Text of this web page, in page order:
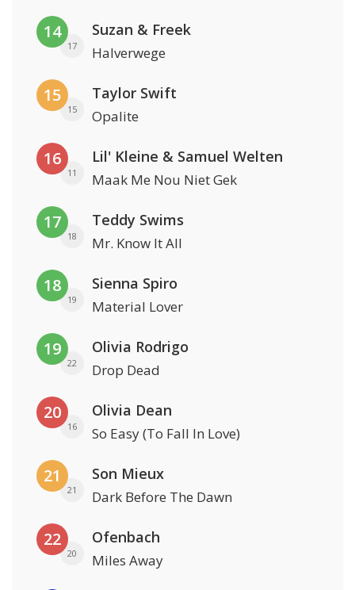
14
17
Suzan & Freek
Halverwege
15
15
Taylor Swift
Opalite
16
11
Lil' Kleine & Samuel Welten
Maak Me Nou Niet Gek
17
18
Teddy Swims
Mr. Know It All
18
19
Sienna Spiro
Material Lover
19
22
Olivia Rodrigo
Drop Dead
20
16
Olivia Dean
So Easy (To Fall In Love)
21
21
Son Mieux
Dark Before The Dawn
22
20
Ofenbach
Miles Away